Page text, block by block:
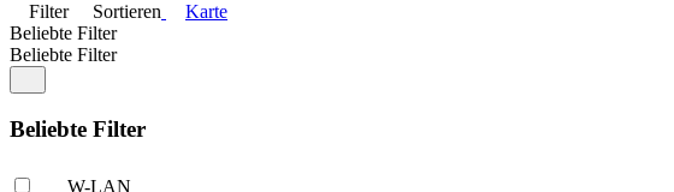
Filter
Sortieren
Karte
Beliebte Filter
Beliebte Filter
Beliebte Filter
W-LAN